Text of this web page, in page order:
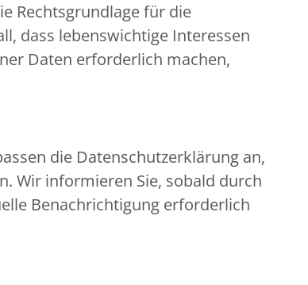
Rechtsgrundlage für die
dass lebenswichtige Interessen
Daten erforderlich machen,
die Datenschutzerklärung an,
Wir informieren Sie, sobald durch
Benachrichtigung erforderlich